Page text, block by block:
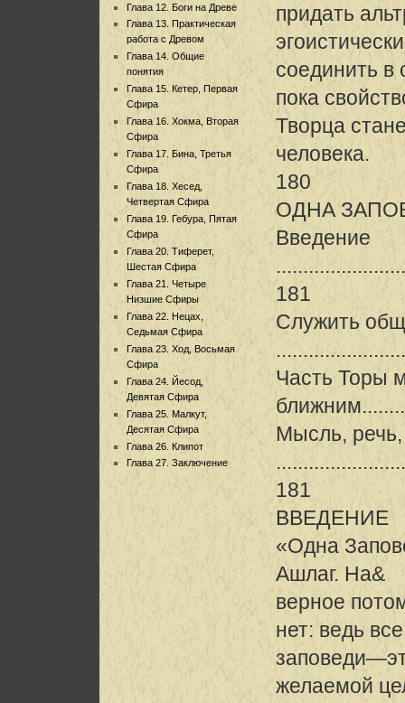
Глава 12. Боги на Древе
Глава 13. Практическая
работа с Древом
Глава 14. Общие
понятия
Глава 15. Кетер, Первая
Сфира
Глава 16. Хокма, Вторая
Сфира
Глава 17. Бина, Третья
Сфира
Глава 18. Хесед,
Четвертая Сфира
Глава 19. Гебура, Пятая
Сфира
Глава 20. Тиферет,
Шестая Сфира
Глава 21. Четыре
Низшие Сфиры
Глава 22. Нецах,
Седьмая Сфира
Глава 23. Ход, Восьмая
Сфира
Глава 24. Йесод,
Девятая Сфира
Глава 25. Малкут,
Десятая Сфира
Глава 26. Клипот
Глава 27. Заключение
придать
соединить в
пока
Творца
человека.
180
ОДНА
Введение
181
Служить
Часть Торы
Мысль,
181
ВВЕДЕНИЕ
«Одна
Ашлаг. На&
верное
нет: ведь все
желаемой